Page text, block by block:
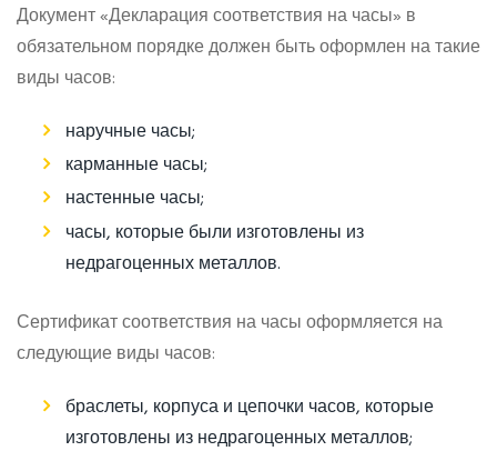
Документ «Декларация соответствия на часы» в
обязательном порядке должен быть оформлен на такие
виды часов:
наручные часы;
карманные часы;
настенные часы;
часы, которые были изготовлены из
недрагоценных металлов.
Сертификат соответствия на часы оформляется на
следующие виды часов:
браслеты, корпуса и цепочки часов, которые
изготовлены из недрагоценных металлов;